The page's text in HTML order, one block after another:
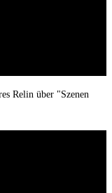
Relin über "Szenen